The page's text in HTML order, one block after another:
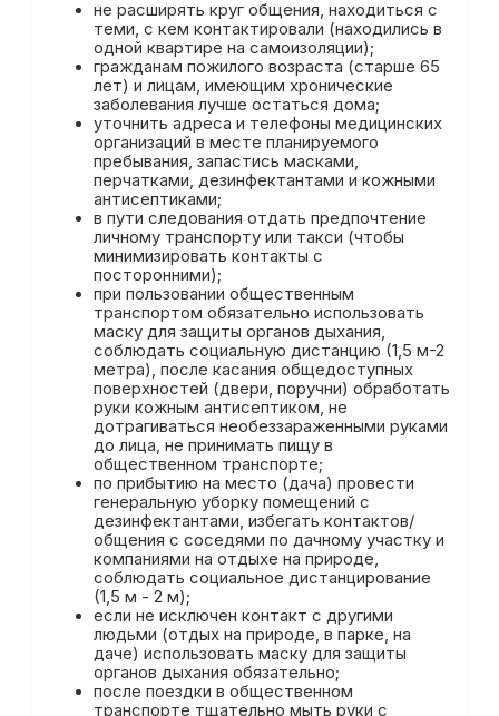
не расширять круг общения, находиться с
теми, с кем контактировали (находились в
одной квартире на самоизоляции);
гражданам пожилого возраста (старше 65
лет) и лицам, имеющим хронические
заболевания лучше остаться дома;
уточнить адреса и телефоны медицинских
организаций в месте планируемого
пребывания, запастись масками,
перчатками, дезинфектантами и кожными
антисептиками;
в пути следования отдать предпочтение
личному транспорту или такси (чтобы
минимизировать контакты с
посторонними);
при пользовании общественным
транспортом обязательно использовать
маску для защиты органов дыхания,
соблюдать социальную дистанцию (1,5 м-2
метра), после касания общедоступных
поверхностей (двери, поручни) обработать
руки кожным антисептиком, не
дотрагиваться необеззараженными руками
до лица, не принимать пищу в
общественном транспорте;
по прибытию на место (дача) провести
генеральную уборку помещений с
дезинфектантами, избегать контактов/
общения с соседями по дачному участку и
компаниями на отдыхе на природе,
соблюдать социальное дистанцирование
(1,5 м - 2 м);
если не исключен контакт с другими
людьми (отдых на природе, в парке, на
даче) использовать маску для защиты
органов дыхания обязательно;
после поездки в общественном
транспорте тщательно мыть руки с